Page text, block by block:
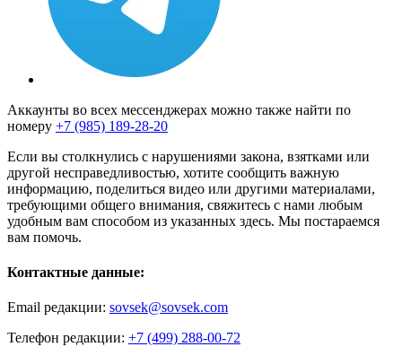
Аккаунты во всех мессенджерах можно также найти по
номеру +7 (985) 189-28-20
Если вы столкнулись с нарушениями закона, взятками или
другой несправедливостью, хотите сообщить важную
информацию, поделиться видео или другими материалами,
требующими общего внимания, свяжитесь с нами любым
удобным вам способом из указанных здесь. Мы постараемся
вам помочь.
Контактные данные:
Email редакции: sovsek@sovsek.com
Телефон редакции: +7 (499) 288-00-72